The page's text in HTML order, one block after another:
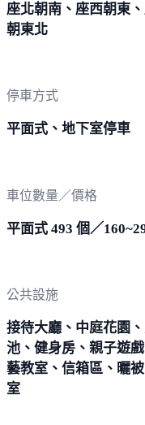
座北朝南、座西朝東
朝東北
停車方式
平面式、地下室停車
車位數量／價格
平面式 493 個／
公共設施
接待大廳、中庭花園
池、健身房、親子遊
藝教室、信箱區、曬
室